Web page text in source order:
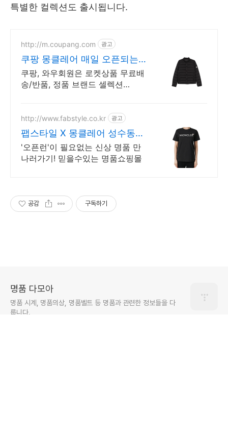
특별한 컬렉션도 출시됩니다.
http://m.coupang.com 광고
쿠팡 몽클레어 매일 오픈되는
와우회원 특가
쿠팡, 와우회원은 로켓상품 무료배
송/반품, 정품 브랜드 셀렉션
더 빠르게!
http://www.fabstyle.co.kr 광고
팹스타일 X 몽클레어 성수동
매장
'오픈런'이 필요없는 신상 명품 만
나러가기! 믿을수있는 명품쇼핑몰
공감 구독하기
명품 다모아
명품 시계, 명품의상, 명품벨트 등 명품과 관련한 정보들을 다
룹니다.